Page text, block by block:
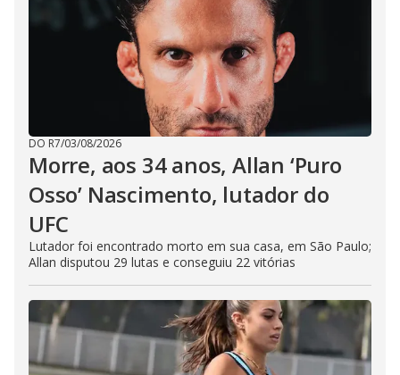
DO R7/03/08/2026
Morre, aos 34 anos, Allan ‘Puro
Osso’ Nascimento, lutador do
UFC
Lutador foi encontrado morto em sua casa, em São Paulo;
Allan disputou 29 lutas e conseguiu 22 vitórias